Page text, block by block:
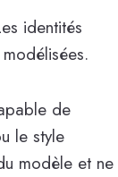
identités
de
le style
modèle et ne